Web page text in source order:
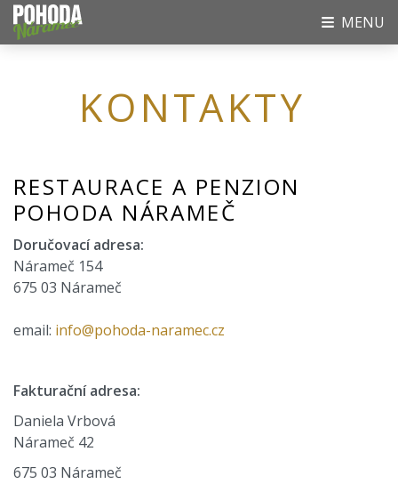
KONTAKTY
RESTAURACE A PENZION
POHODA NÁRAMEČ
Doručovací adresa:
Nárameč 154
675 03 Nárameč
email: info@pohoda-naramec.cz
Fakturační adresa:
Daniela Vrbová
Nárameč 42
675 03 Nárameč
MENU